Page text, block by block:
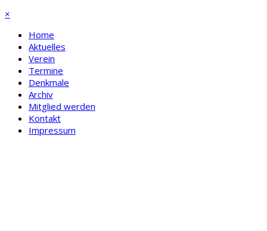
×
Home
Aktuelles
Verein
Termine
Denkmale
Archiv
Mitglied werden
Kontakt
Impressum